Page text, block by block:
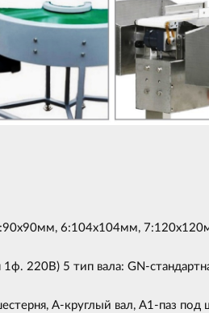
6:104x104мм,
220B) 5 тип вала: GN-
А-круглый вал, А1-паз под